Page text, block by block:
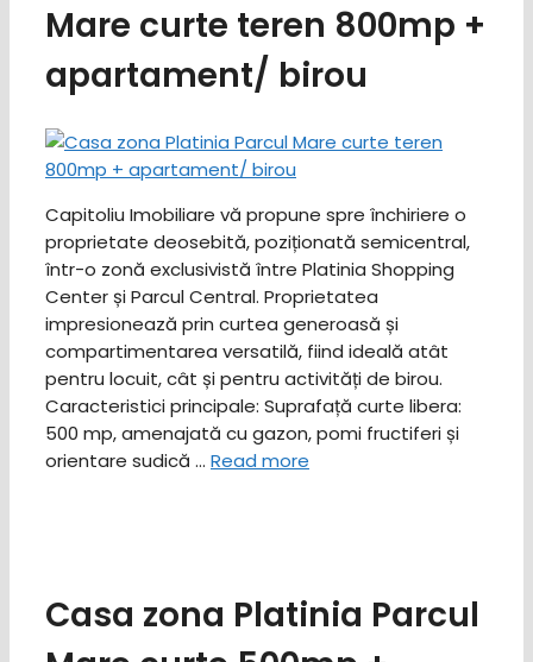
Mare curte teren 800mp +
apartament/ birou
Capitoliu Imobiliare vă propune spre închiriere o
proprietate deosebită, poziționată semicentral,
într-o zonă exclusivistă între Platinia Shopping
Center și Parcul Central. Proprietatea
impresionează prin curtea generoasă și
compartimentarea versatilă, fiind ideală atât
pentru locuit, cât și pentru activități de birou. ​
Caracteristici principale: ​Suprafață curte libera:
500 mp, amenajată cu gazon, pomi fructiferi și
orientare sudică … Read more
Casa zona Platinia Parcul